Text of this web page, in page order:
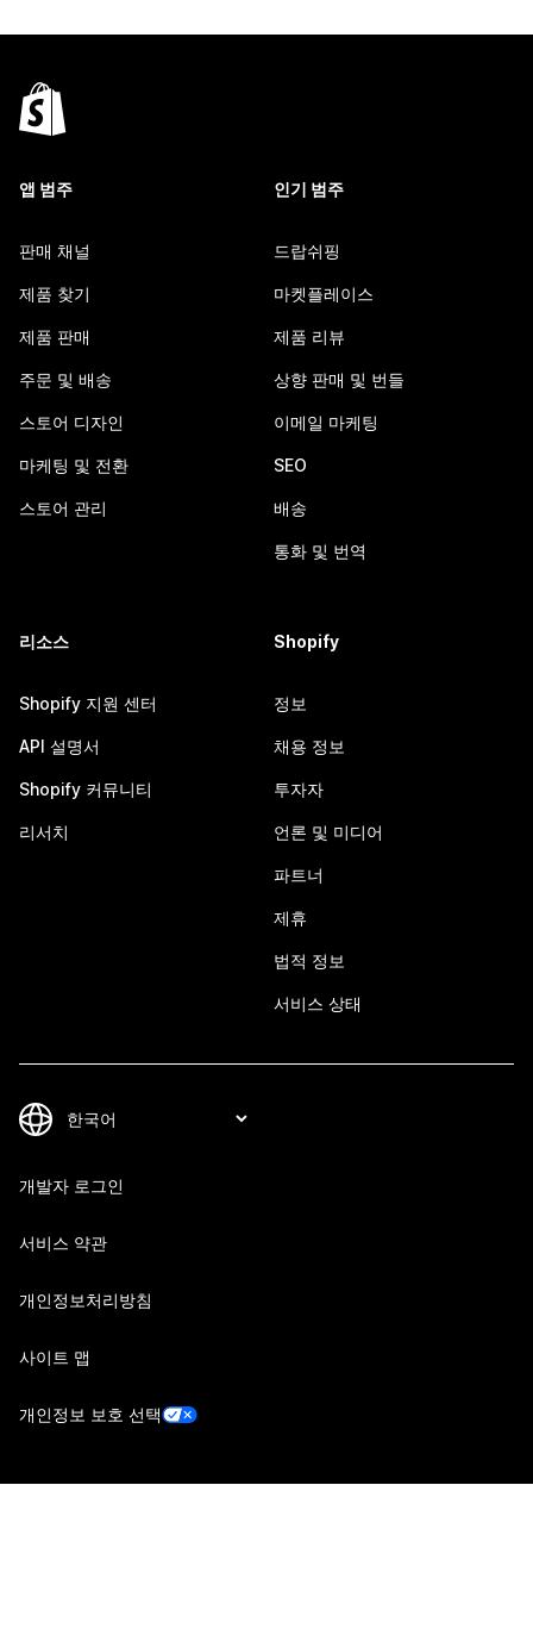
앱 범주
판매 채널
제품 찾기
제품 판매
주문 및 배송
스토어 디자인
마케팅 및 전환
스토어 관리
인기 범주
드랍쉬핑
마켓플레이스
제품 리뷰
상향 판매 및 번들
이메일 마케팅
SEO
배송
통화 및 번역
리소스
Shopify 지원 센터
API 설명서
Shopify 커뮤니티
리서치
Shopify
정보
채용 정보
투자자
언론 및 미디어
파트너
제휴
법적 정보
서비스 상태
개발자 로그인
서비스 약관
개인정보처리방침
사이트 맵
개인정보 보호 선택